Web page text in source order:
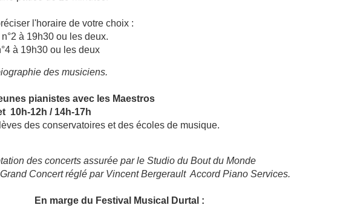
l'horaire de votre choix :
à 19h30 ou les deux.
à 19h30 ou les deux
des musiciens.
pianistes avec les Maestros
10h-12h / 14h-17h
des conservatoires et des écoles de musique.
des concerts assurée par le Studio du Bout du Monde
Concert réglé par Vincent Bergerault Accord Piano Services.
En marge du Festival Musical Durtal :